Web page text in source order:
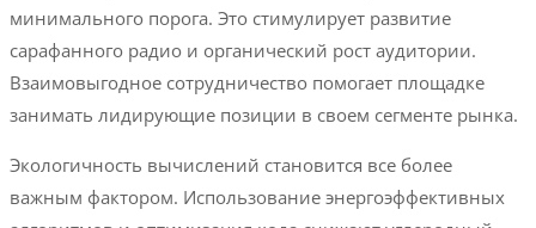
минимального порога. Это стимулирует развитие
сарафанного радио и органический рост аудитории.
Взаимовыгодное сотрудничество помогает площадке
занимать лидирующие позиции в своем сегменте рынка.
Экологичность вычислений становится все более
важным фактором. Использование энергоэффективных